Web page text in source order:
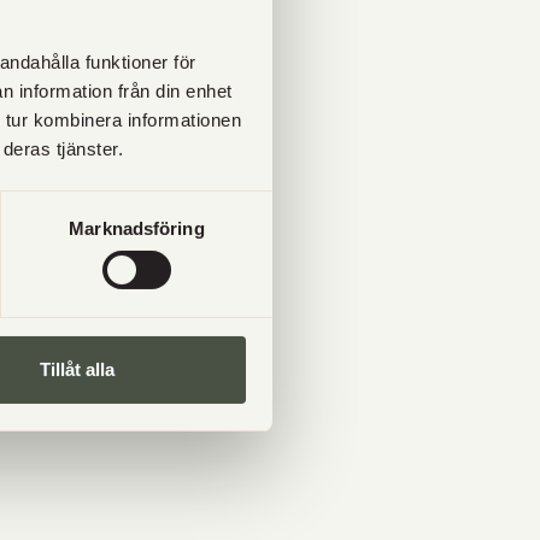
funktioner för
information från din enhet
kombinera informationen
tjänster.
Marknadsföring
Tillåt alla